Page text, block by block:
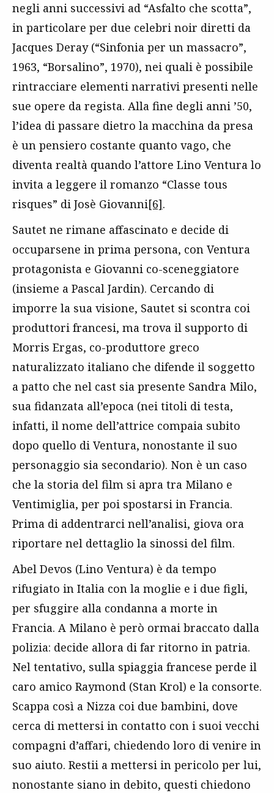
negli anni successivi ad “Asfalto che scotta”,
in particolare per due celebri noir diretti da
Jacques Deray (“Sinfonia per un massacro”,
1963, “Borsalino”, 1970), nei quali è possibile
rintracciare elementi narrativi presenti nelle
sue opere da regista. Alla fine degli anni ’50,
l’idea di passare dietro la macchina da presa
è un pensiero costante quanto vago, che
diventa realtà quando l’attore Lino Ventura lo
invita a leggere il romanzo “Classe tous
risques” di Josè Giovanni[6].
Sautet ne rimane affascinato e decide di
occuparsene in prima persona, con Ventura
protagonista e Giovanni co-sceneggiatore
(insieme a Pascal Jardin). Cercando di
imporre la sua visione, Sautet si scontra coi
produttori francesi, ma trova il supporto di
Morris Ergas, co-produttore greco
naturalizzato italiano che difende il soggetto
a patto che nel cast sia presente Sandra Milo,
sua fidanzata all’epoca (nei titoli di testa,
infatti, il nome dell’attrice compaia subito
dopo quello di Ventura, nonostante il suo
personaggio sia secondario). Non è un caso
che la storia del film si apra tra Milano e
Ventimiglia, per poi spostarsi in Francia.
Prima di addentrarci nell’analisi, giova ora
riportare nel dettaglio la sinossi del film.
Abel Devos (Lino Ventura) è da tempo
rifugiato in Italia con la moglie e i due figli,
per sfuggire alla condanna a morte in
Francia. A Milano è però ormai braccato dalla
polizia: decide allora di far ritorno in patria.
Nel tentativo, sulla spiaggia francese perde il
caro amico Raymond (Stan Krol) e la consorte.
Scappa così a Nizza coi due bambini, dove
cerca di mettersi in contatto con i suoi vecchi
compagni d’affari, chiedendo loro di venire in
suo aiuto. Restii a mettersi in pericolo per lui,
nonostante siano in debito, questi chiedono